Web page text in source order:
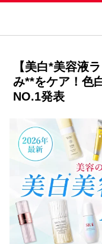
【美白*美容液
み**をケア！色
NO.1発表